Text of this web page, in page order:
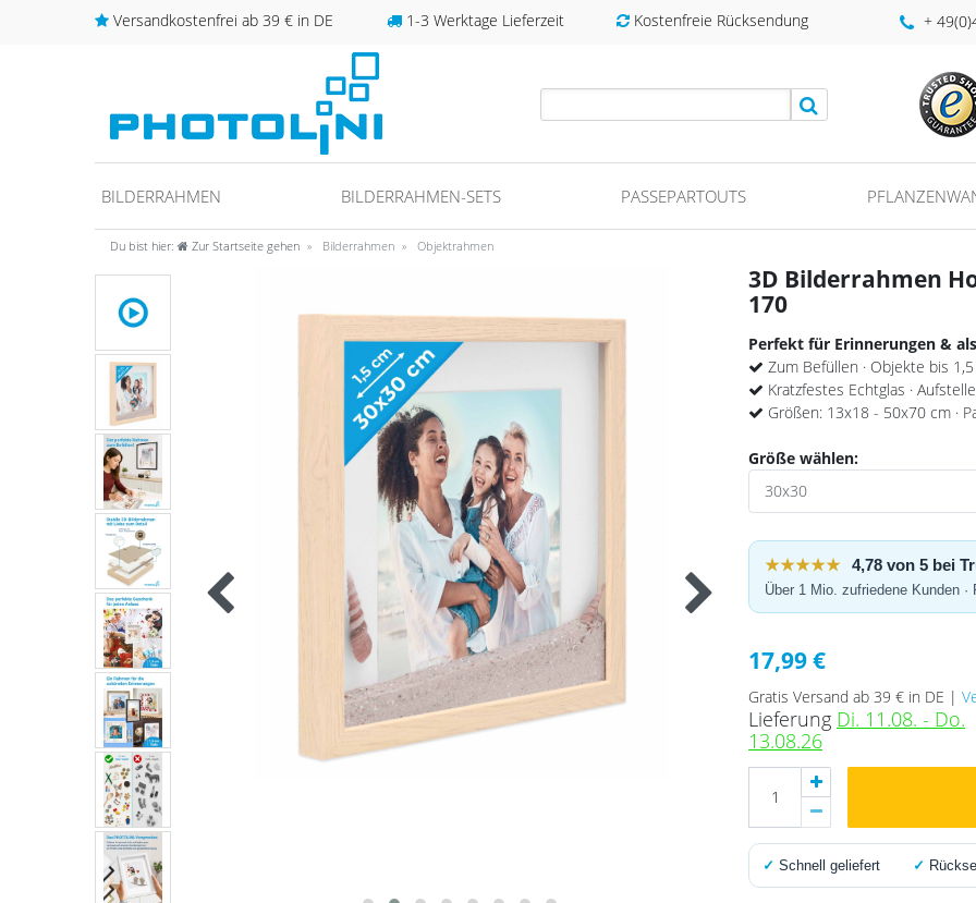
Versandkostenfrei ab 39 € in DE 1-3 Werktage Lieferzeit Kostenfreie Rücksendung +
BILDERRAHMEN BILDERRAHMEN-SETS PASSEPARTOUTS
Du bist hier: Zur Startseite gehen Bilderrahmen Objektrahmen
3D Bilderrahmen
170
Perfekt für Erinnerungen &
Zum Befüllen · Objekte bis
Kratzfestes Echtglas ·
Größen: 13x18 - 50x70 cm ·
Größe wählen:
★★★★★ 4,78 von 5 bei
Über 1 Mio. zufriedene Kunden
17,99 €
Gratis Versand ab 39 € in DE |
Lieferung Di. 11.08. - Do.
13.08.26
✓ Schnell geliefert ✓